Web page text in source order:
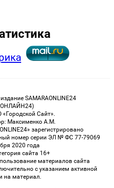
SAMARAONLINE24
Сайт».
Максименко А.М.
зарегистрировано
номер серии ЭЛ № ФС 77-79069
2020 года
сайта 16+
материалов сайта
с указанием активной
на материал.